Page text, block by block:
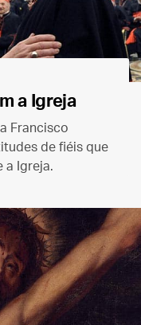
a Igreja
Francisco
de fiéis que
a Igreja.